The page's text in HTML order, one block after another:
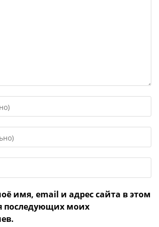
имя, email и адрес сайта в этом
последующих моих